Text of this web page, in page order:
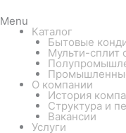
Menu
Каталог
Бытовые
Мульти-сплит
О компании
История
Структура и
Вакансии
Услуги